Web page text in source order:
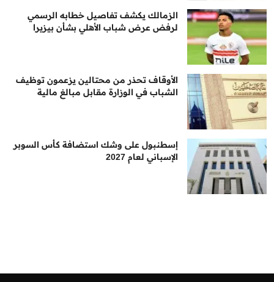
الزمالك يكشف تفاصيل خطابه الرسمي
لرفض عرض شباب الأهلي بشأن بيزيرا
الأوقاف تحذر من محتالين يزعمون توظيف
الشباب في الوزارة مقابل مبالغ مالية
إسطنبول على وشك استضافة كأس السوبر
الإسباني لعام 2027